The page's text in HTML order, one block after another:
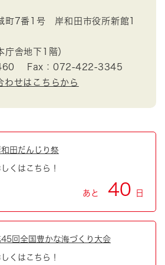
町7番1号 岸和田市役所新館1
舎地下1階）
Fax：072-422-3345
わせはこちらから
和田だんじり祭
くはこちら！
あと 40 日
45回全国豊かな海づくり大会
くはこちら！